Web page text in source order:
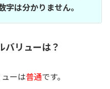
字は分かりません。
バリューは？
ーは普通です。